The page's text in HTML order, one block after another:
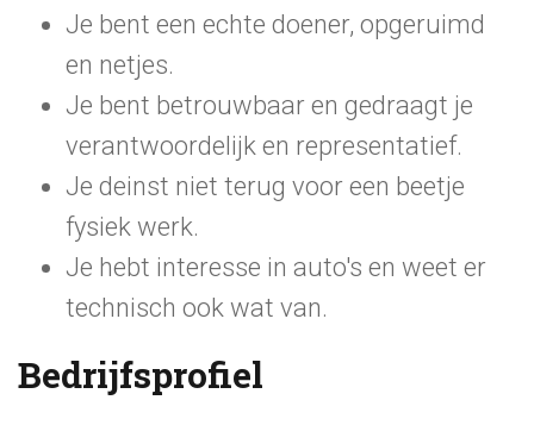
Je bent een echte doener, opgeruimd
en netjes.
Je bent betrouwbaar en gedraagt je
verantwoordelijk en representatief.
Je deinst niet terug voor een beetje
fysiek werk.
Je hebt interesse in auto's en weet er
technisch ook wat van.
Bedrijfsprofiel